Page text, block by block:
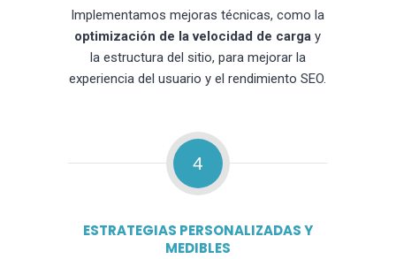
Implementamos mejoras técnicas, como la
optimización de la velocidad de carga y
la estructura del sitio, para mejorar la
experiencia del usuario y el rendimiento SEO.
4
ESTRATEGIAS PERSONALIZADAS Y
MEDIBLES